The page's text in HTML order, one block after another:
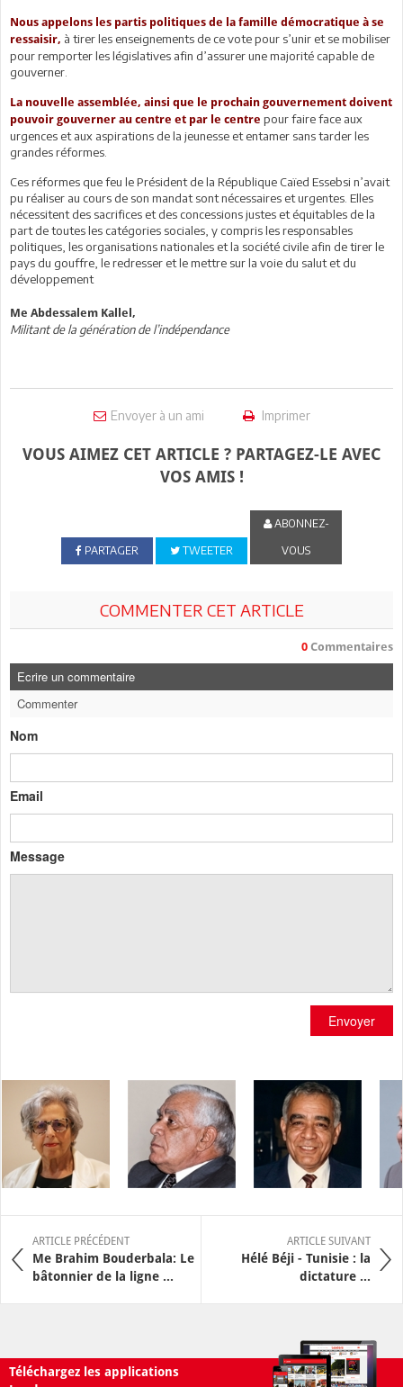
Nous appelons les partis politiques de la famille démocratique à se
ressaisir, à tirer les enseignements de ce vote pour s’unir et se mobiliser
pour remporter les législatives afin d’assurer une majorité capable de
gouverner.
La nouvelle assemblée, ainsi que le prochain gouvernement doivent
pouvoir gouverner au centre et par le centre pour faire face aux
urgences et aux aspirations de la jeunesse et entamer sans tarder les
grandes réformes.
Ces réformes que feu le Président de la République Caïed Essebsi n’avait
pu réaliser au cours de son mandat sont nécessaires et urgentes. Elles
nécessitent des sacrifices et des concessions justes et équitables de la
part de toutes les catégories sociales, y compris les responsables
politiques, les organisations nationales et la société civile afin de tirer le
pays du gouffre, le redresser et le mettre sur la voie du salut et du
développement
Me Abdessalem Kallel,
Militant de la génération de l’indépendance
Envoyer à un ami Imprimer
VOUS AIMEZ CET ARTICLE ? PARTAGEZ-LE AVEC
VOS AMIS !
PARTAGER TWEETER
ABONNEZ-
VOUS
COMMENTER CET ARTICLE
0 Commentaires
Ecrire un commentaire
Commenter
Nom
Email
Message
Envoyer
ARTICLE PRÉCÉDENT
Me Brahim Bouderbala: Le
bâtonnier de la ligne ...
ARTICLE SUIVANT
Hélé Béji - Tunisie : la
dictature ...
Téléchargez les applications